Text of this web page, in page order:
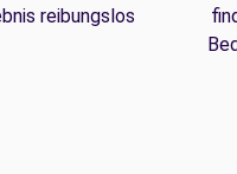
reibungslos